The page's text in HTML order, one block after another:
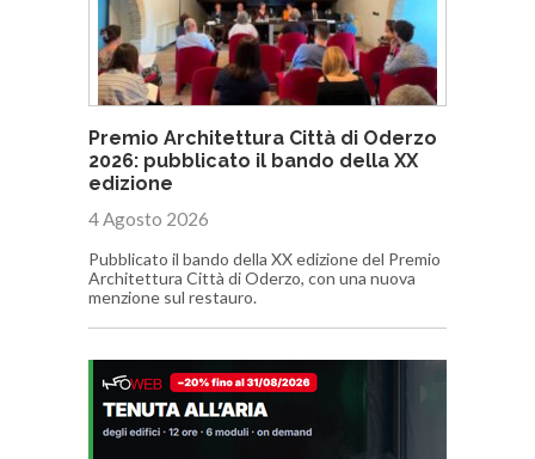
Premio Architettura Città di Oderzo
2026: pubblicato il bando della XX
edizione
4 Agosto 2026
Pubblicato il bando della XX edizione del Premio
Architettura Città di Oderzo, con una nuova
menzione sul restauro.